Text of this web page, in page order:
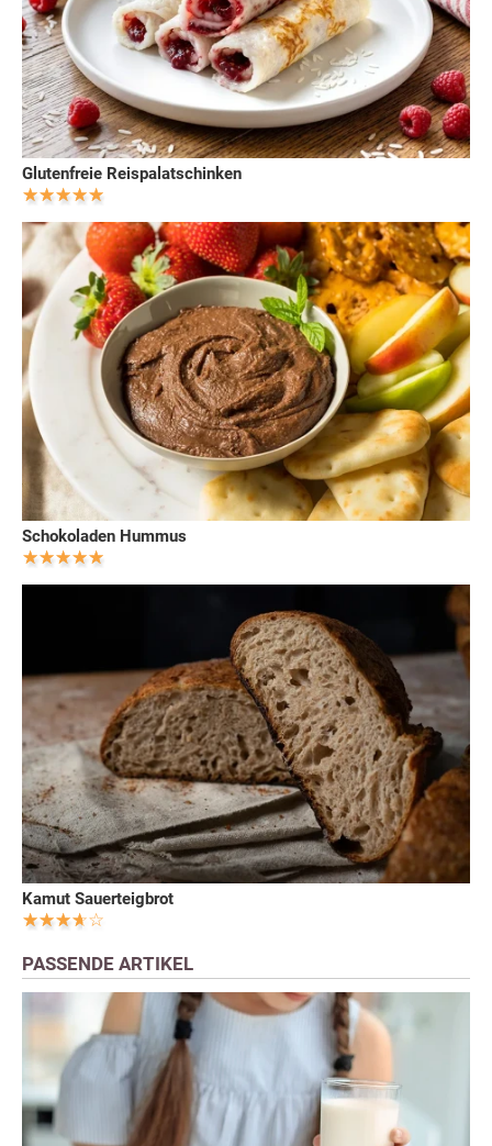
Glutenfreie Reispalatschinken
Schokoladen Hummus
Kamut Sauerteigbrot
PASSENDE ARTIKEL